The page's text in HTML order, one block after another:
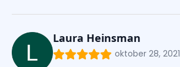
Laura Heinsman
oktober 28, 2021